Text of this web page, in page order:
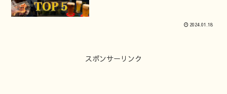
2024.01.18
スポンサーリンク